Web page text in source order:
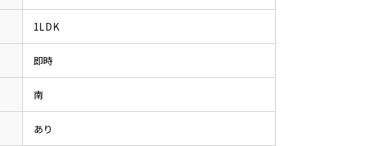
1LDK
即時
南
あり